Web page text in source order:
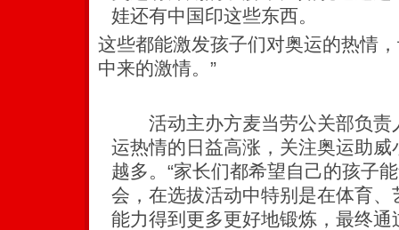
娃还有中国印这些东西。
这些都能激发孩子们对奥运的热情
中来的激情。”
活动主办方麦当劳公关部负责
运热情的日益高涨，关注奥运助
越多。“家长们都希望自己的孩子
会，在选拔活动中特别是在体育
能力得到更多更好地锻炼，最终